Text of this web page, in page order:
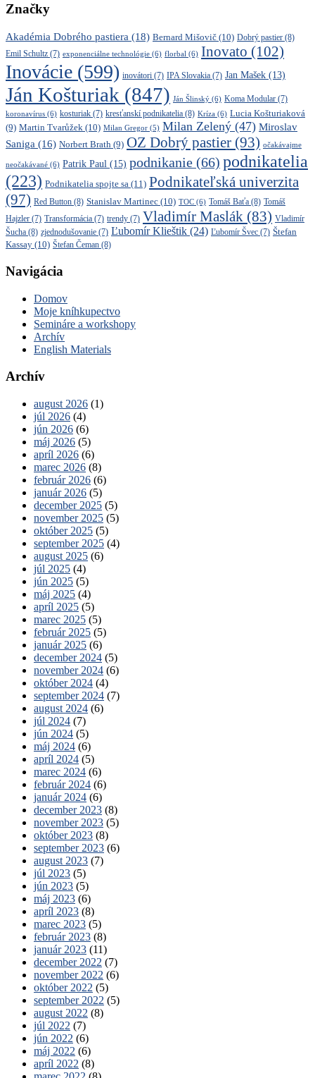
Značky
Akadémia Dobrého pastiera (18) Bernard Mišovič (10) Dobrý pastier (8)
Emil Schultz (7) exponenciálne technológie (6) florbal (6) Inovato (102)
Inovácie (599) inovátori (7) IPA Slovakia (7) Jan Mašek (13)
Ján Košturiak (847) Ján Šlinský (6) Koma Modular (7)
koronavírus (6) kosturiak (7) kresťanskí podnikatelia (8) Kríza (6) Lucia Košturiaková
(9) Martin Tvarůžek (10) Milan Gregor (5) Milan Zelený (47) Miroslav
Saniga (16) Norbert Brath (9) OZ Dobrý pastier (93) očakávajme
neočakávané (6) Patrik Paul (15) podnikanie (66) podnikatelia
(223) Podnikatelia spojte sa (11) Podnikateľská univerzita
(97) Red Button (8) Stanislav Martinec (10) TOC (6) Tomáš Baťa (8) Tomáš
Hajzler (7) Transformácia (7) trendy (7) Vladimír Maslák (83) Vladimír
Šucha (8) zjednodušovanie (7) Ľubomír Klieštik (24) Ľubomír Švec (7) Štefan
Kassay (10) Štefan Čeman (8)
Navigácia
Domov
Moje kníhkupectvo
Semináre a workshopy
Archív
English Materials
Archív
august 2026 (1)
júl 2026 (4)
jún 2026 (6)
máj 2026 (5)
apríl 2026 (6)
marec 2026 (8)
február 2026 (6)
január 2026 (5)
december 2025 (5)
november 2025 (5)
október 2025 (5)
september 2025 (4)
august 2025 (6)
júl 2025 (4)
jún 2025 (5)
máj 2025 (4)
apríl 2025 (5)
marec 2025 (5)
február 2025 (5)
január 2025 (6)
december 2024 (5)
november 2024 (6)
október 2024 (4)
september 2024 (7)
august 2024 (6)
júl 2024 (7)
jún 2024 (5)
máj 2024 (6)
apríl 2024 (5)
marec 2024 (6)
február 2024 (6)
január 2024 (6)
december 2023 (8)
november 2023 (5)
október 2023 (8)
september 2023 (6)
august 2023 (7)
júl 2023 (5)
jún 2023 (5)
máj 2023 (6)
apríl 2023 (8)
marec 2023 (5)
február 2023 (8)
január 2023 (11)
december 2022 (7)
november 2022 (6)
október 2022 (5)
september 2022 (5)
august 2022 (8)
júl 2022 (7)
jún 2022 (6)
máj 2022 (6)
apríl 2022 (8)